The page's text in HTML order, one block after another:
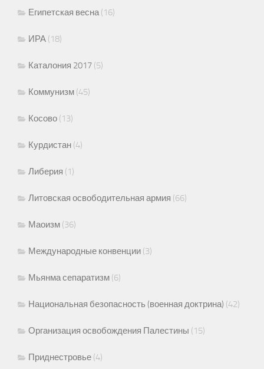
Египетская весна(16)
ИРА (18)
Каталония 2017 (5)
Коммунизм (45)
Косово (13)
Курдистан (4)
Либерия (1)
Литовская освободительная армия (66)
Маоизм (36)
Международные конвенции (3)
Мьянма сепаратизм (6)
Национальная безопасность (военная доктрина) (42)
Организация освобождения Палестины (15)
Приднестровье (4)